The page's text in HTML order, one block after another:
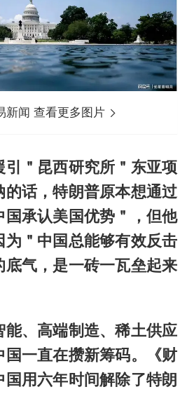
新闻 查看更多图片
引＂昆西研究所＂东亚项
的话，特朗普原本想通过
国承认美国优势＂，但他
为＂中国总能够有效反击
底气，是一砖一瓦垒起来
能、高端制造、稀土供应
国一直在攒新筹码。《财
用六年时间解除了特朗